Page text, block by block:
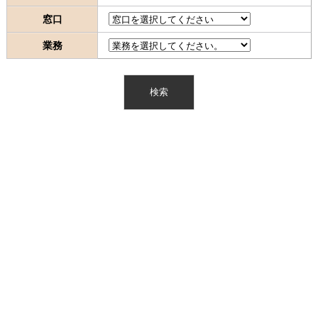
窓口
業務